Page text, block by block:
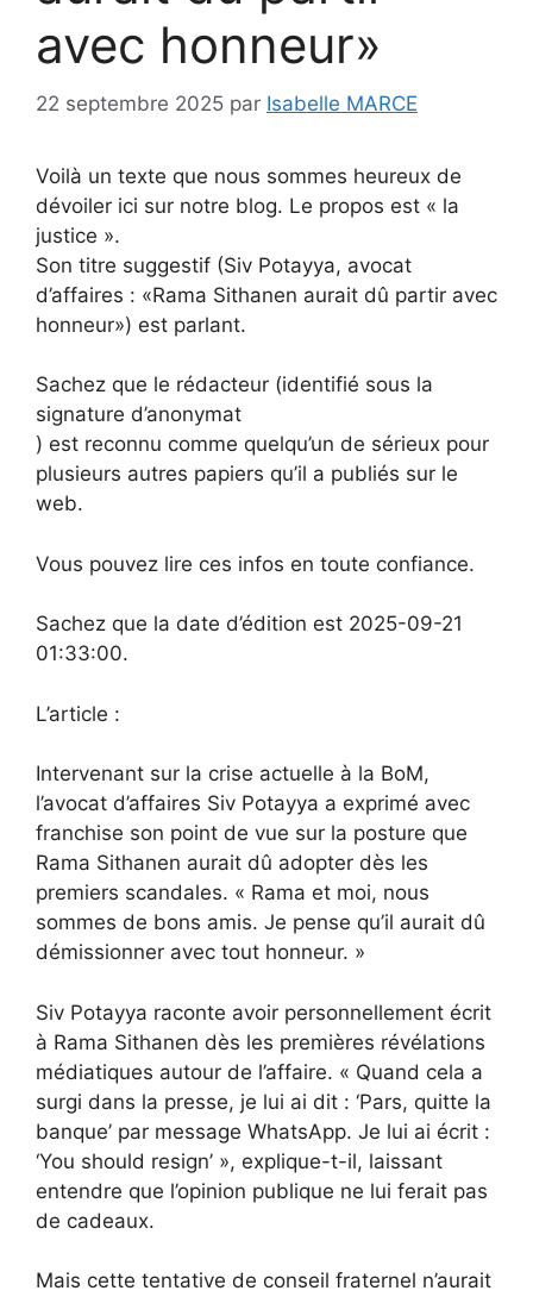
avec honneur»
22 septembre 2025 par Isabelle MARCE
Voilà un texte que nous sommes heureux de
dévoiler ici sur notre blog. Le propos est « la
justice ».
Son titre suggestif (Siv Potayya, avocat
d’affaires : «Rama Sithanen aurait dû partir avec
honneur») est parlant.
Sachez que le rédacteur (identifié sous la
signature d’anonymat
) est reconnu comme quelqu’un de sérieux pour
plusieurs autres papiers qu’il a publiés sur le
web.
Vous pouvez lire ces infos en toute confiance.
Sachez que la date d’édition est 2025-09-21
01:33:00.
L’article :
Intervenant sur la crise actuelle à la BoM,
l’avocat d’affaires Siv Potayya a exprimé avec
franchise son point de vue sur la posture que
Rama Sithanen aurait dû adopter dès les
premiers scandales. « Rama et moi, nous
sommes de bons amis. Je pense qu’il aurait dû
démissionner avec tout honneur. »
Siv Potayya raconte avoir personnellement écrit
à Rama Sithanen dès les premières révélations
médiatiques autour de l’affaire. « Quand cela a
surgi dans la presse, je lui ai dit : ‘Pars, quitte la
banque’ par message WhatsApp. Je lui ai écrit :
‘You should resign’ », explique-t-il, laissant
entendre que l’opinion publique ne lui ferait pas
de cadeaux.
Mais cette tentative de conseil fraternel n’aurait